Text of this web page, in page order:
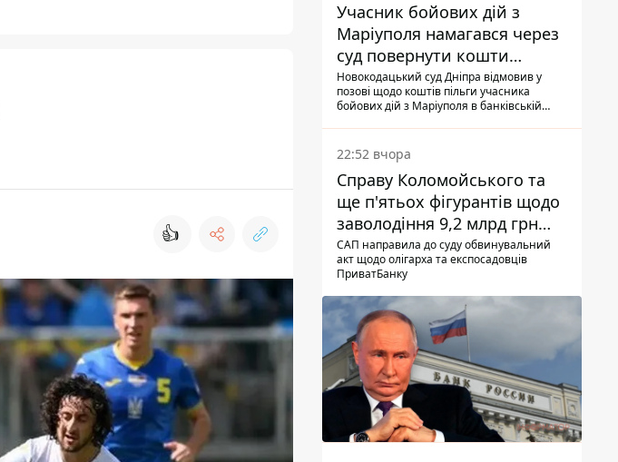
👍
Учасник бойових дій з
Маріуполя намагався через
суд повернути кошти
субсидії з рахунку в
Ощадбанку - яким було
Новокодацький суд Дніпра відмовив у
позові щодо коштів пільги учасника
бойових дій з Маріуполя в банківській
22:52 вчора
Справу Коломойського та
ще п'ятьох фігурантів щодо
заволодіння 9,2 млрд грн
ПриватБанку скерували до
суду
САП направила до суду обвинувальний
акт щодо олігарха та експосадовців
ПриватБанку